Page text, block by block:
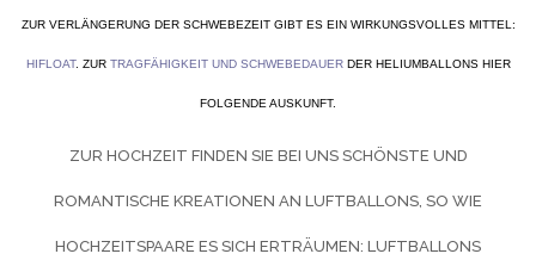
ZUR VERLÄNGERUNG DER SCHWEBEZEIT GIBT ES EIN WIRKUNGSVOLLES MITTEL:
HIFLOAT. ZUR TRAGFÄHIGKEIT UND SCHWEBEDAUERDER HELIUMBALLONS HIER
FOLGENDE AUSKUNFT.
ZUR HOCHZEIT FINDEN SIE BEI UNS SCHÖNSTE UND
ROMANTISCHE KREATIONEN AN LUFTBALLONS, SO WIE
HOCHZEITSPAARE ES SICH ERTRÄUMEN: LUFTBALLONS